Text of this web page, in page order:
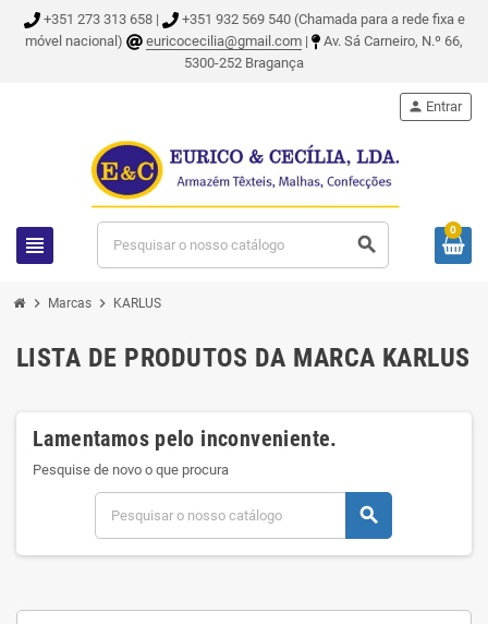
+351 273 313 658 |
+351 932 569 540 (Chamada para a rede fixa e
móvel nacional)
euricocecilia@gmail.com |
Av. Sá Carneiro, N.º 66,
5300-252 Bragança
view_headline search
person Entrar
0
chevron_right Marcas chevron_right KARLUS
LISTA DE PRODUTOS DA MARCA KARLUS
Lamentamos pelo inconveniente.
Pesquise de novo o que procura
search